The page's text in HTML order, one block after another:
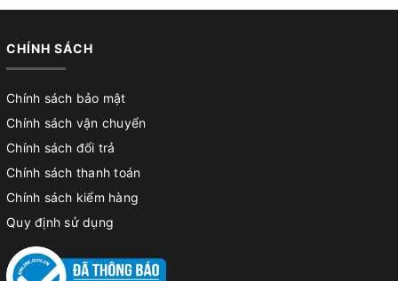
CHÍNH SÁCH
Chính sách bảo mật
Chính sách vận chuyển
Chính sách đổi trả
Chính sách thanh toán
Chính sách kiểm hàng
Quy định sử dụng